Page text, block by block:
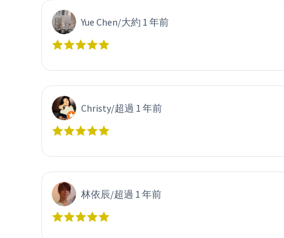
Yue Chen/大約 1 年前
Christy/超過 1 年前
林依辰/超過 1 年前